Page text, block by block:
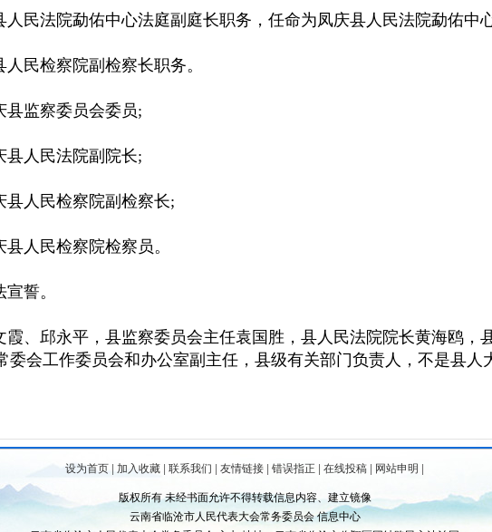
人民法院勐佑中心法庭副庭长职务，任命为凤庆县人民法院勐佑中
民检察院副检察长职务。
县监察委员会委员;
县人民法院副院长;
县人民检察院副检察长;
人民检察院检察员。
誓。
霞、邱永平，县监察委员会主任袁国胜，县人民法院院长黄海鸥，
委会工作委员会和办公室副主任，县级有关部门负责人，不是县
设为首页 加入收藏 联系我们 友情链接 错误指正 在线投稿 网站申明
版权所有 未经书面允许不得转载信息内容、建立镜像
云南省临沧市人民代表大会常务委员会 信息中心